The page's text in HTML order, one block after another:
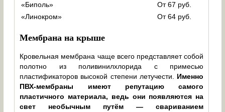
«Биполь»
От 67 руб.
«Линокром»
От 64 руб.
Мембрана на крыше
Кровельная мембрана чаще всего представляет собой
полотно из поливинилхлорида с примесью
пластификаторов высокой степени летучести. Именно
ПВХ-мембраны имеют репутацию самого
пластичного материала, ведь они появляются на
свет необычным путём — свариванием